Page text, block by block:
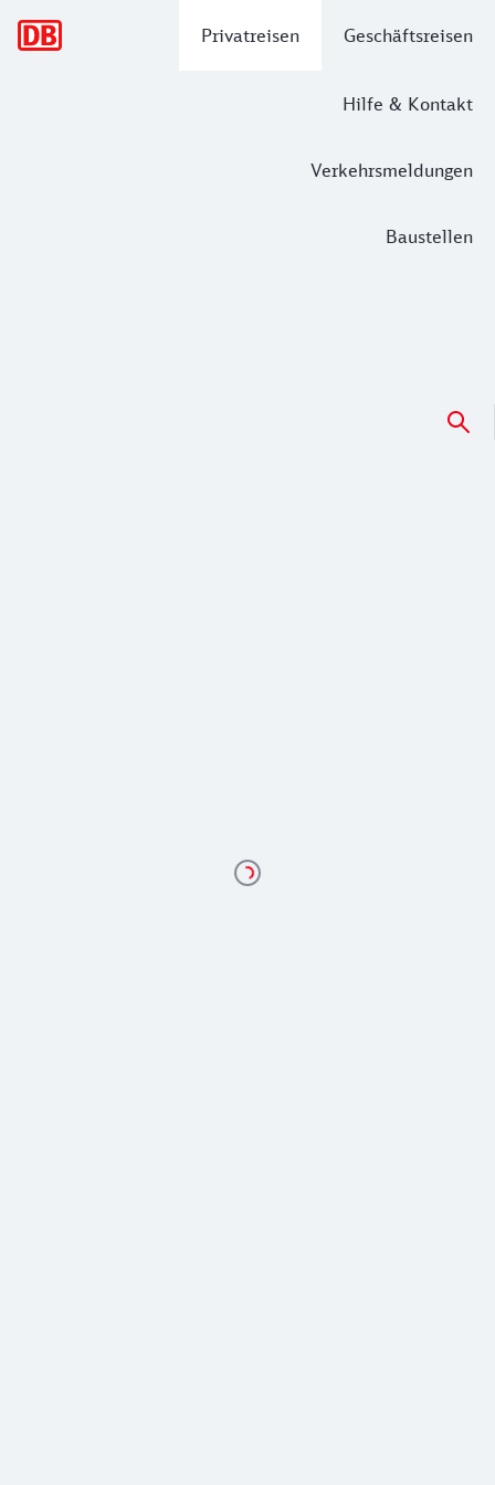
Privatreisen Geschäftsreisen
Hilfe & Kontakt
Verkehrsmeldungen
Baustellen